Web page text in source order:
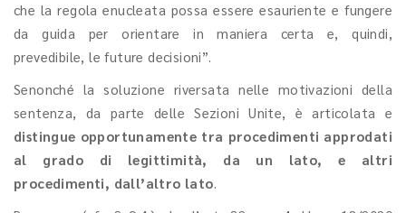
che la regola enucleata possa essere esauriente e fungere
da guida per orientare in maniera certa e, quindi,
prevedibile, le future decisioni”.
Senonché la soluzione riversata nelle motivazioni della
sentenza, da parte delle Sezioni Unite, è articolata e
distingue opportunamente tra procedimenti approdati
al grado di legittimità, da un lato, e altri
procedimenti, dall’altro lato.